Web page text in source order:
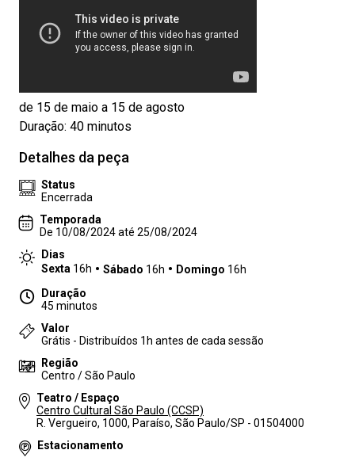
de 15 de maio a 15 de agosto
Duração: 40 minutos
Detalhes da peça
Status
Encerrada
Temporada
De 10/08/2024 até 25/08/2024
Dias
Sexta 16h Sábado 16h Domingo 16h
Duração
45 minutos
Valor
Grátis - Distribuídos 1h antes de cada sessão
Região
Centro / São Paulo
Teatro / Espaço
Centro Cultural São Paulo (CCSP)
R. Vergueiro, 1000, Paraíso, São Paulo/SP - 01504000
Estacionamento